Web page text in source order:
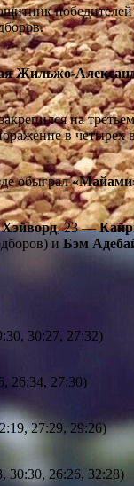
Жильжо-
на
в четырех
обыграл
, 23 —
и Бэм
30:27, 27:32)
26:34, 27:30)
27:29, 29:26)
26:26, 32:28)